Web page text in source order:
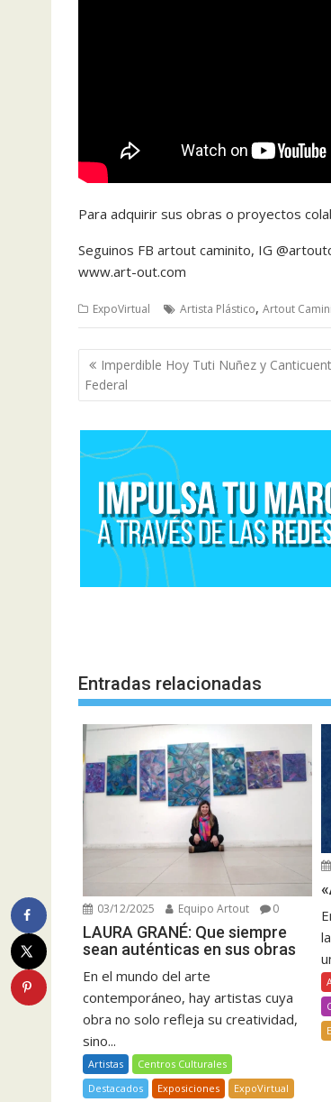
Para adquirir sus obras o proyectos
Seguinos FB artout caminito, IG
www.art-out.com
ExpoVirtual Artista Plástico, Artout
Navegación
de
entradas
Imperdible Hoy Tuti Nuñez y
Federal
Entradas relacionadas
03/12/2025 Equipo Artout 0
LAURA GRANÉ: Que siempre
sean auténticas en sus obras
En el mundo del arte
contemporáneo, hay artistas cuya
obra no solo refleja su creatividad,
sino...
Artistas
Centros Culturales
Destacados
Exposiciones
ExpoVirtual